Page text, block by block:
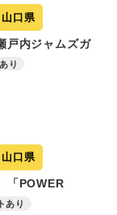
山口県
戸内ジャムズガ
り
山口県
「POWER
あり